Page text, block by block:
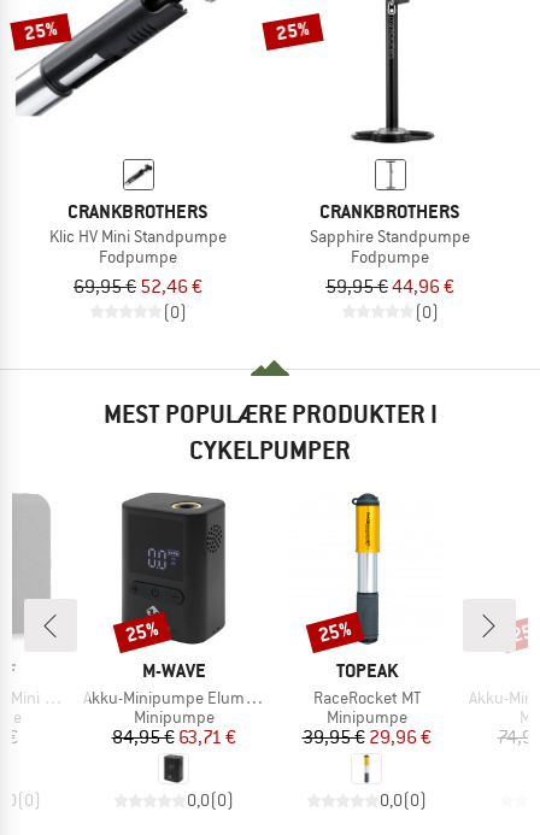
TO THE SALE
25%
CRANKBROTHERS
Klic HV Mini Standpumpe
Fodpumpe
69,95 € 52,46 €
(0)
25%
CRANKBROTHERS
Sapphire Standpumpe
Fodpumpe
59,95 €44,96 €
(0)
MEST POPULÆRE PRODUKTER I
CYKELPUMPER
Inflator
€
(0)
MÆRKE
M-WAVE
Artikel
Akku-Minipumpe Elumatik Pocket
Produktgruppe
Minipumpe
Pris
84,95 €Nedsat pris
63,71 €
0,0(0)
Rabat
25%
MÆRKE
TOPEAK
Artikel
RaceRocket MT
Produktgruppe
Minipumpe
Pris
39,95 €Nedsat pris
29,96 €
0,0(0)
Rabat
25%
Artikel
Akku-